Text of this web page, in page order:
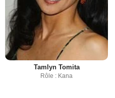
Tamlyn Tomita
Rôle : Kana